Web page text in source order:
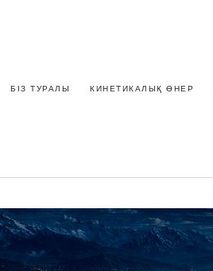
БІЗ ТУРАЛЫ КИНЕТИКАЛЫҚ ӨНЕР